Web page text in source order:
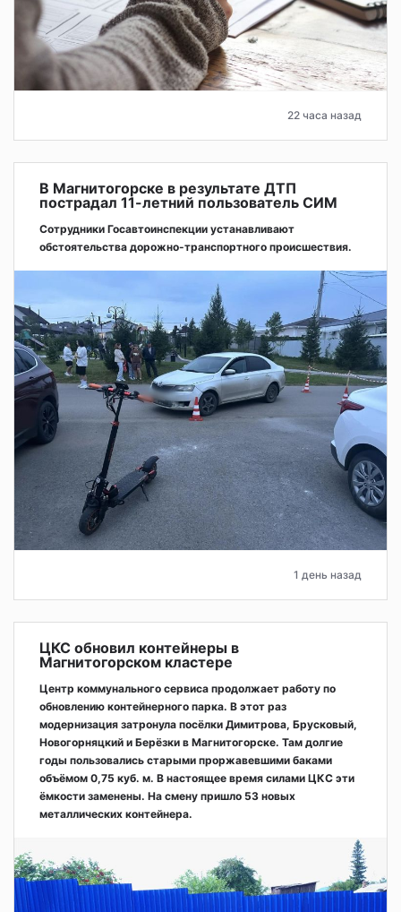
22 часа назад
В Магнитогорске в результате ДТП
пострадал 11-летний пользователь СИМ
Сотрудники Госавтоинспекции устанавливают
обстоятельства дорожно-транспортного происшествия.
1 день назад
ЦКС обновил контейнеры в
Магнитогорском кластере
Центр коммунального сервиса продолжает работу по
обновлению контейнерного парка. В этот раз
модернизация затронула посёлки Димитрова, Брусковый,
Новогорняцкий и Берёзки в Магнитогорске. Там долгие
годы пользовались старыми проржавевшими баками
объёмом 0,75 куб. м. В настоящее время силами ЦКС эти
ёмкости заменены. На смену пришло 53 новых
металлических контейнера.